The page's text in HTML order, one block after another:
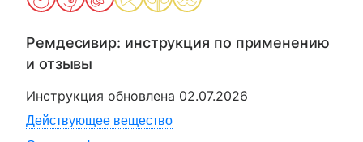
Ремдесивир: инструкция по применению
и отзывы
Инструкция обновлена 02.07.2026
Действующее вещество